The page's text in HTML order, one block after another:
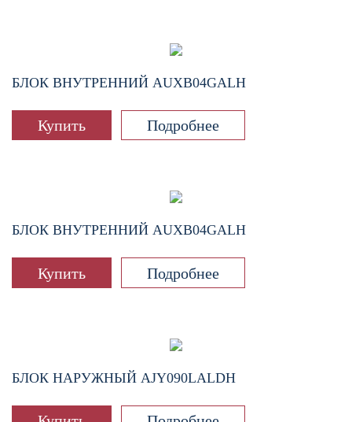
БЛОК ВНУТРЕННИЙ AUXB04GALH
Купить Подробнее
БЛОК ВНУТРЕННИЙ AUXB04GALH
Купить Подробнее
БЛОК НАРУЖНЫЙ AJY090LALDH